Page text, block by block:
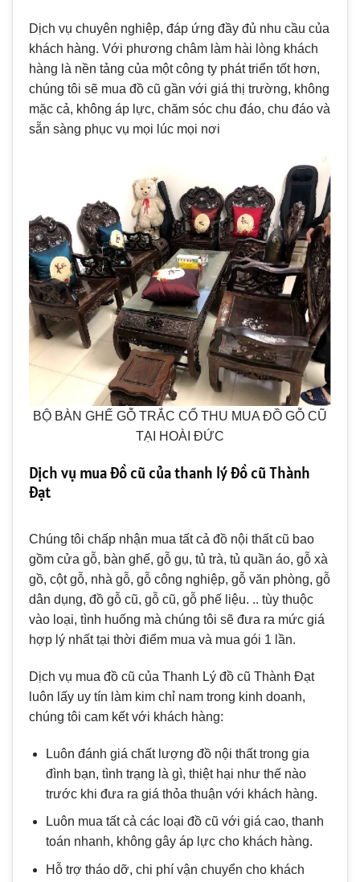
Dịch vụ chuyên nghiệp, đáp ứng đầy đủ nhu cầu của
khách hàng. Với phương châm làm hài lòng khách
hàng là nền tảng của một công ty phát triển tốt hơn,
chúng tôi sẽ mua đồ cũ gần với giá thị trường, không
mặc cả, không áp lực, chăm sóc chu đáo, chu đáo và
sẵn sàng phục vụ mọi lúc mọi nơi
BỘ BÀN GHẾ GỖ TRẮC CỔ THU MUA ĐỒ GỖ CŨ
TẠI HOÀI ĐỨC
Dịch vụ mua đồ cũ của thanh lý đồ cũ Thành
Đạt
Chúng tôi chấp nhận mua tất cả đồ nội thất cũ bao
gồm cửa gỗ, bàn ghế, gỗ gụ, tủ trà, tủ quần áo, gỗ xà
gồ, cột gỗ, nhà gỗ, gỗ công nghiệp, gỗ văn phòng, gỗ
dân dụng, đồ gỗ cũ, gỗ cũ, gỗ phế liệu. .. tùy thuộc
vào loại, tình huống mà chúng tôi sẽ đưa ra mức giá
hợp lý nhất tại thời điểm mua và mua gói 1 lần.
Dịch vụ mua đồ cũ của Thanh Lý đồ cũ Thành Đạt
luôn lấy uy tín làm kim chỉ nam trong kinh doanh,
chúng tôi cam kết với khách hàng:
Luôn đánh giá chất lượng đồ nội thất trong gia
đình bạn, tình trạng là gì, thiệt hại như thế nào
trước khi đưa ra giá thỏa thuận với khách hàng.
Luôn mua tất cả các loại đồ cũ với giá cao, thanh
toán nhanh, không gây áp lực cho khách hàng.
Hỗ trợ tháo dỡ, chi phí vận chuyển cho khách